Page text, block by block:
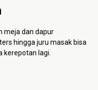
meja dan dapur
hingga juru masak bisa
kerepotan lagi.